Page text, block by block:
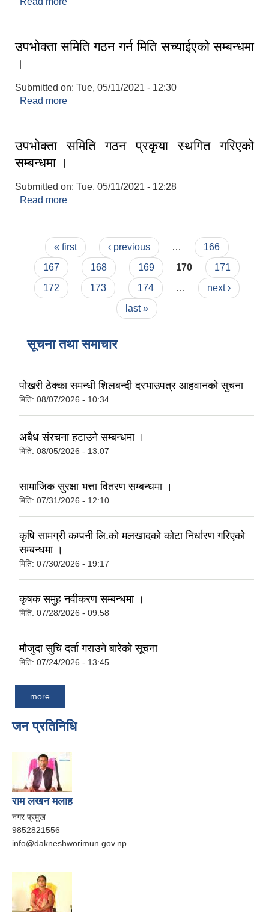
उपभोक्ता समिति गठन गर्न मिति सच्याईएको सम्बन्धमा
।
Submitted on: Tue, 05/11/2021 - 12:30
Read more
उपभोक्ता समिति गठन प्रकृया स्थगित गरिएको
सम्बन्धमा ।
Submitted on: Tue, 05/11/2021 - 12:28
Read more
Pages« first ‹ previous …
166
167
168 169 170
171
172
173 174 …
next ›
last »
सूचना तथा समाचार
पोखरी ठेक्का समन्धी शिलबन्दी दरभाउपत्र आहवानकाे सुचना
मिति: 08/07/2026 - 10:34
अबैध संरचना हटाउने सम्बन्धमा ।
मिति: 08/05/2026 - 13:07
सामाजिक सुरक्षा भत्ता वितरण सम्बन्धमा ।
मिति: 07/31/2026 - 12:10
कृषि सामग्री कम्पनी लि.को मलखादको कोटा निर्धारण गरिएको
सम्बन्धमा ।
मिति: 07/30/2026 - 19:17
कृषक समुह नवीकरण सम्बन्धमा ।
मिति: 07/28/2026 - 09:58
मौजुदा सुचि दर्ता गराउने बारेको सूचना
मिति: 07/24/2026 - 13:45
more
जन प्रतिनिधि
राम लखन मलाह
नगर प्रमुख
9852821556
info@dakneshworimun.gov.np